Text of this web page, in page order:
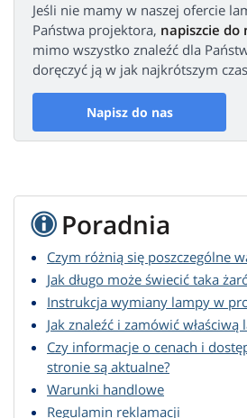
Jeśli nie mamy w naszej ofercie
Państwa projektora, napiszcie do
mimo wszystko znaleźć dla
doręczyć ją w jak najkrótszym
Napisz do nas
Poradnia
Czym różnią się poszczególne
Jak długo może świecić taka
Instrukcja wymiany lampy w
Jak znaleźć i zamówić właściwą
Czy informacje o cenach i
stronie są aktualne?
Warunki handlowe
Regulamin reklamacji